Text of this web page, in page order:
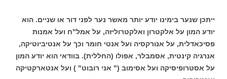
ייתכן שנער בימינו יודע יותר מאשר נער לפני דור או שניים. הוא
יודע המון על אלקטרון ואלקטרוליזה, על אמל"ח ועל אמנות
פסיכאדלית, על אנורקסיה ועל אנטי חומר וכך על אנטיביוטיקה,
אנרגיה קינטית, אסמבלר, אפולו (החללית). בוודאי הוא יודע המון
על אסטרופיסיקה ועל אסימוב (" אני רובוט" ) ועל אנטארקטיקה